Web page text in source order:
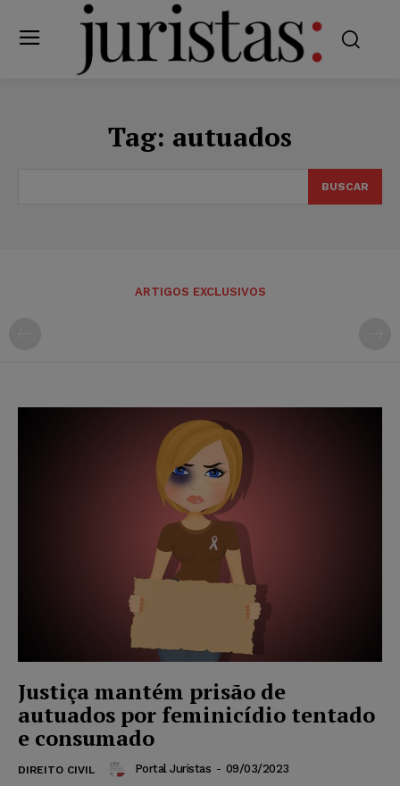
Tag: autuados
BUSCAR
ARTIGOS EXCLUSIVOS
Justiça mantém prisão de
autuados por feminicídio tentado
e consumado
DIREITO CIVIL Portal Juristas - 09/03/2023